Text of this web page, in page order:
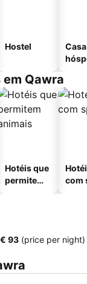
Hostel
Qawra
Hotéis que
permitem
com
‎€ 93 (price per night)